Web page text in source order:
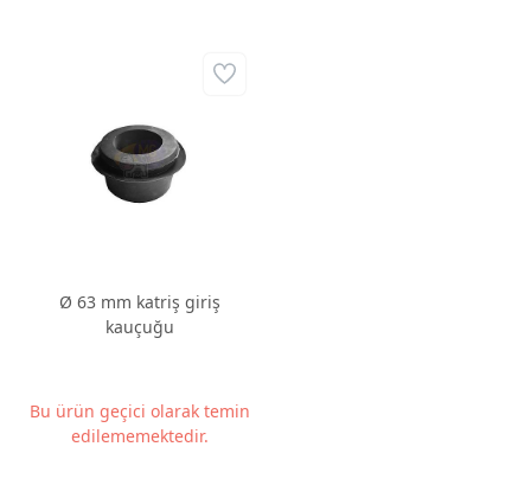
Ø 63 mm katriş giriş
kauçuğu
Bu ürün geçici olarak temin
edilememektedir.